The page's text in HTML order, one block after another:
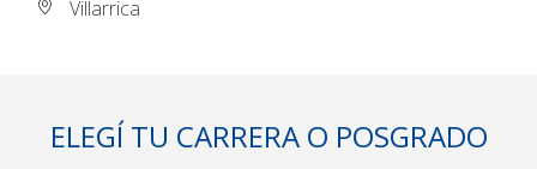
Villarrica
ELEGÍ TU CARRERA O POSGRADO